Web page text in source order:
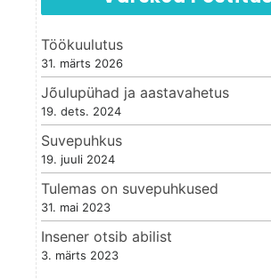
Töökuulutus
31. märts 2026
Jõulupühad ja aastavahetus
19. dets. 2024
Suvepuhkus
19. juuli 2024
Tulemas on suvepuhkused
31. mai 2023
Insener otsib abilist
3. märts 2023